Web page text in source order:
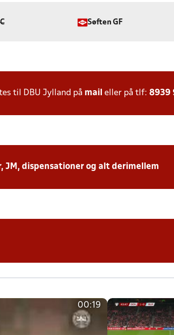
Søften GF
til DBU Jylland på mail eller på tlf: 8939
dispensationer og alt derimellem
00:19